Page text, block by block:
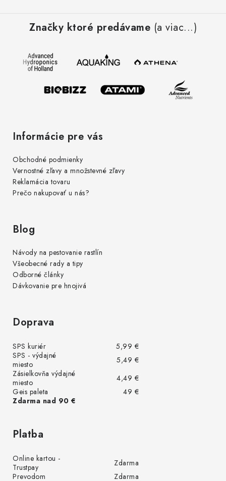
Značky ktoré predávame (a viac...)
Informácie pre vás
Obchodné podmienky
Vernostné zľavy a množstevné zľavy
Reklamácia tovaru
Prečo nakupovať u nás?
Blog
Návody na pestovanie rastlín
Všeobecné rady a tipy
Odborné články
Dávkovanie pre hnojivá
Doprava
SPS kuriér
5,99 €
SPS - výdajné
miesto
5,49 €
Zásielkovňa výdajné
miesto
4,49 €
Geis paleta
49 €
Zdarma nad 90 €
Platba
Online kartou -
Trustpay
Zdarma
Prevodom
Zdarma